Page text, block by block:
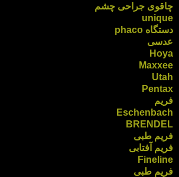
چاقوی جراحی چشم
unique
دستگاه phaco
عدسی
Hoya
Maxxee
Utah
Pentax
فریم
Eschenbach
BRENDEL
فریم طبی
فریم آفتابی
Fineline
فریم طبی